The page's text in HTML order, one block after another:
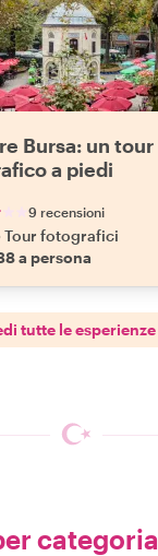
Bursa: un tour
a piedi
9 recensioni
Tour fotografici
a persona
tutte le esperienze
categoria